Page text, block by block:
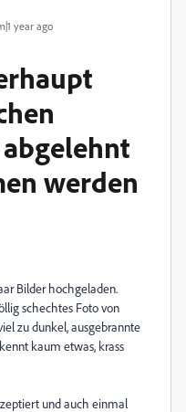
year ago
werden
Bilder hochgeladen.
schechtes Foto von
zu dunkel, ausgebrannte
kaum etwas, krass
und auch einmal